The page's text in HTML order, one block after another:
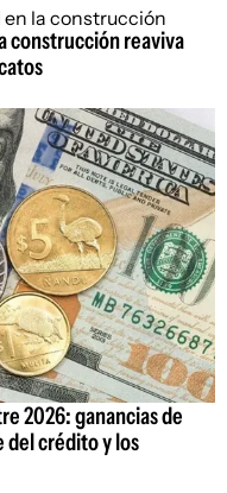
construcción reaviva
2026: ganancias de
del crédito y los